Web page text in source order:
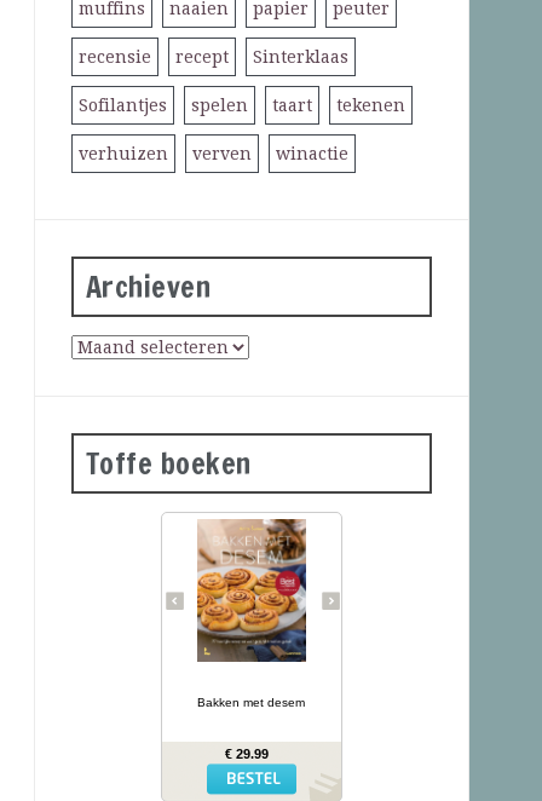
muffins naaien papier peuter
recensie recept Sinterklaas
Sofilantjes spelen taart tekenen
verhuizen verven winactie
Archieven
Toffe boeken
Desembrood is
voedzaam, licht
verteerbaar, goed voor de
darmflora én superlekker.
In haar tweede prachtig
geïllustreerde bakboek
verklapt de Sloveense
Anita Sumer de geheimen
van het lekkere brood
brood met het
fougasse, naanbrood,
hamburgerbroodjes,
kaneelbollen, wafels en
panettone. Naast de 77
Bakken met desem
€ 29.99